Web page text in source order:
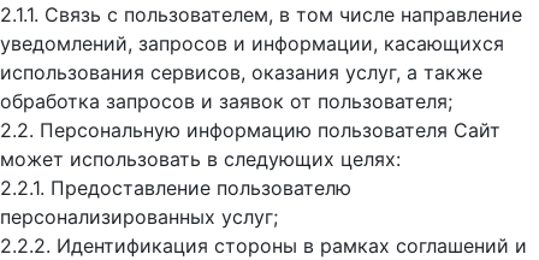
2.1.1. Связь с пользователем, в том числе направление
уведомлений, запросов и информации, касающихся
использования сервисов, оказания услуг, а также
обработка запросов и заявок от пользователя;
2.2. Персональную информацию пользователя Сайт
может использовать в следующих целях:
2.2.1. Предоставление пользователю
персонализированных услуг;
2.2.2. Идентификация стороны в рамках соглашений и